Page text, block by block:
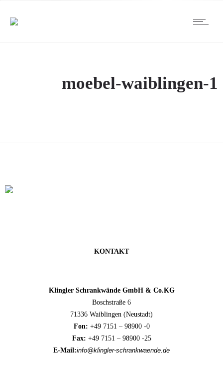
moebel-waiblingen-1
KONTAKT
Klingler Schrankwände GmbH & Co.KG
Boschstraße 6
71336 Waiblingen (Neustadt)
Fon: +49 7151 – 98900 -0
Fax: +49 7151 – 98900 -25
E-Mail:info@klingler-schrankwaende.de